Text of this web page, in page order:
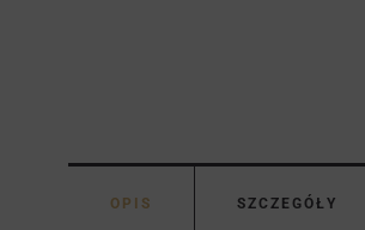
OPIS SZCZEGÓŁY